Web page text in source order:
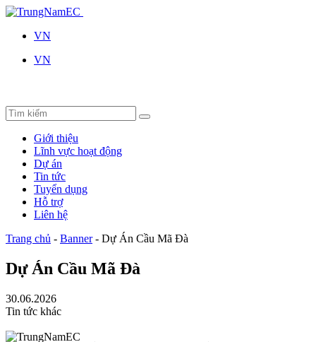
VN
VN
Giới thiệu
Lĩnh vực hoạt động
Dự án
Tin tức
Tuyển dụng
Hỗ trợ
Liên hệ
Trang chủ - Banner- Dự Án Cầu Mã Đà
Dự Án Cầu Mã Đà
30.06.2026
Tin tức khác